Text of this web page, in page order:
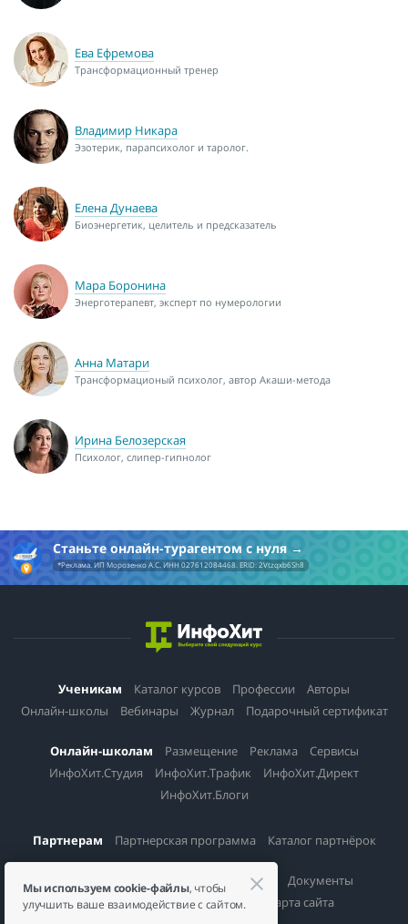
Ева Ефремова
Трансформационный тренер
Владимир Никара
Эзотерик, парапсихолог и таролог.
Елена Дунаева
Биоэнергетик, целитель и предсказатель
Мара Боронина
Энерготерапевт, эксперт по нумерологии
Анна Матари
Трансформационый психолог, автор Акаши-метода
Ирина Белозерская
Психолог, слипер-гипнолог
Станьте онлайн-турагентом с нуля
*Реклама. ИП Морозенко А.С. ИНН 027612084468. ERID: 2Vtzqxb6Sh8
Ученикам Каталог курсов Профессии
Авторы
Онлайн-школы
Вебинары Журнал Подарочный сертификат
Онлайн-школам Размещение Реклама
Сервисы
ИнфоХит.Студия
ИнфоХит.Трафик
ИнфоХит.Директ
ИнфоХит.Блоги
Партнерам Партнерская программа Каталог партнёрок
Информация О проекте Контакты
Документы
Политика конфиденциальности
Карта сайта
Мы используем cookie-файлы, чтобы
улучшить ваше взаимодействие с сайтом.